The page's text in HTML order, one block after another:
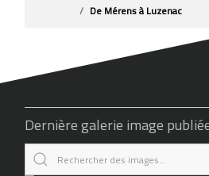
De Mérens à Luzenac
Dernière galerie image